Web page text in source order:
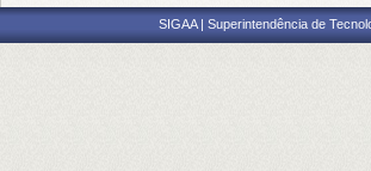
SIGAA | Superintendência de